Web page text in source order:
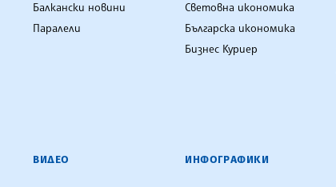
Балкански новини
Паралели
Световна икономика
Българска икономика
Бизнес Куриер
ВИДЕО ИНФОГРАФИКИ